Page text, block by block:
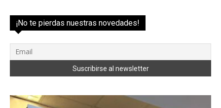
¡No te pierdas nuestras novedades!